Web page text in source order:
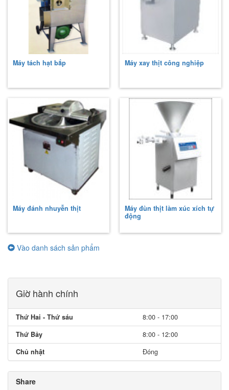
Máy tách hạt bắp Máy xay thịt công nghiệp
Máy đánh nhuyễn thịt
Máy đùn thịt làm xúc xích tự
động
Vào danh sách sản phẩm
Giờ hành chính
Thứ Hai - Thứ sáu
8:00 - 17:00
Thứ Bảy
8:00 - 12:00
Chủ nhật
Đóng
Share